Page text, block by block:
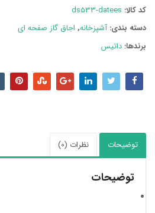
عدد
کد کالا: ds533-datees
دسته بند‌ی:آشپزخانه, اجاق گاز صفحه ای
برندها: داتیس
توضیحات نظرات (0)
توضیحات